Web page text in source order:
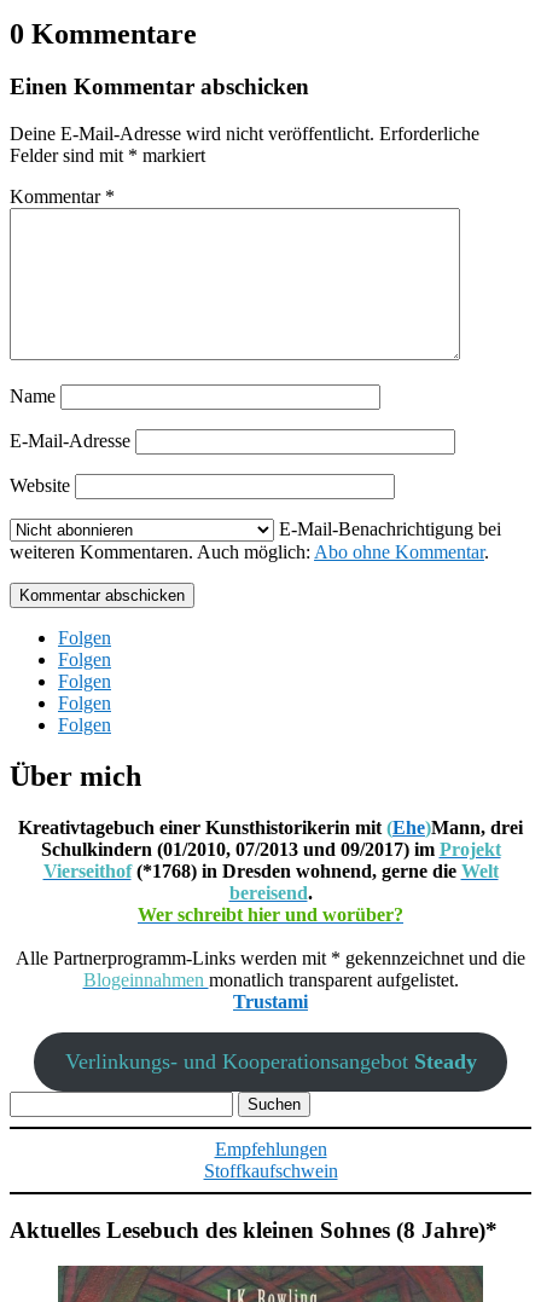
0 Kommentare
Einen Kommentar abschicken
Deine E-Mail-Adresse wird nicht veröffentlicht. Erforderliche
Felder sind mit * markiert
Kommentar *
Name
E-Mail-Adresse
Website
E-Mail-Benachrichtigung bei
weiteren Kommentaren. Auch möglich: Abo ohne Kommentar.
Kommentar abschicken
Folgen
Folgen
Folgen
Folgen
Folgen
Über mich
Kreativtagebuch einer Kunsthistorikerin mit (Ehe)Mann, drei
Schulkindern (01/2010, 07/2013 und 09/2017) im Projekt
Vierseithof(*1768) in Dresden wohnend, gerne die Welt
bereisend.
Wer schreibt hier und worüber?
Alle Partnerprogramm-Links werden mit * gekennzeichnet und die
Blogeinnahmen monatlich transparent aufgelistet.
Trustami
Verlinkungs- und Kooperationsangebot Steady
nach:
Empfehlungen
Stoffkaufschwein
Aktuelles Lesebuch des kleinen Sohnes (8 Jahre)*